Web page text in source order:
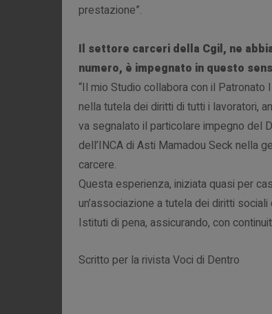
prestazione”.
Il settore carceri della Cgil, ne
numero, è impegnato in questo
“Il mio Studio collabora con il Patronato
nella tutela dei diritti di tutti i lavoratori,
va segnalato il particolare impegno del
dell’INCA di Asti Mamadou Seck nella
carcere.
Questa esperienza, iniziata quasi per
un’associazione a tutela dei diritti
Istituti di pena, assicurando, con
Scritto per la rivista Voci di Dentro